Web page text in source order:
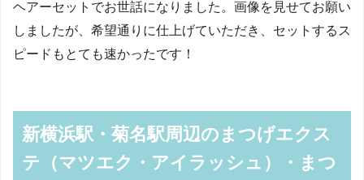
ヘアーセットでお世話になりました。画像を見せてお願い
しましたが、希望通りに仕上げていただき、セットするス
ピードもとても速かったです！
新横浜駅・菊名駅周辺のまつげエクス
テ（マツエク・アイラッシュ）・まつ